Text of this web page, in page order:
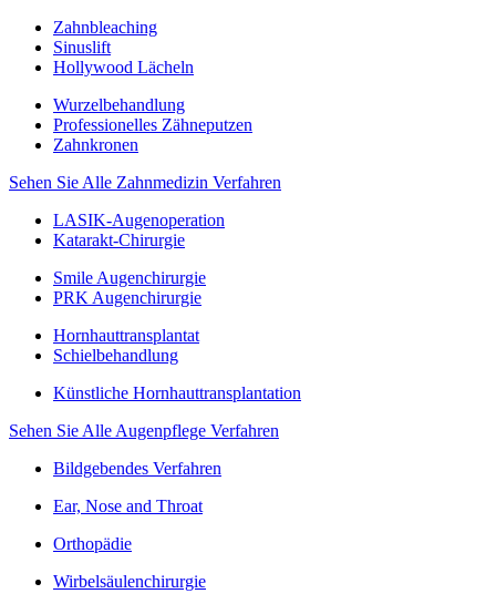
Zahnbleaching
Sinuslift
Hollywood Lächeln
Wurzelbehandlung
Professionelles Zähneputzen
Zahnkronen
Sehen Sie Alle Zahnmedizin Verfahren
LASIK-Augenoperation
Katarakt-Chirurgie
Smile Augenchirurgie
PRK Augenchirurgie
Hornhauttransplantat
Schielbehandlung
Künstliche Hornhauttransplantation
Sehen Sie Alle Augenpflege Verfahren
Bildgebendes Verfahren
Ear, Nose and Throat
Orthopädie
Wirbelsäulenchirurgie